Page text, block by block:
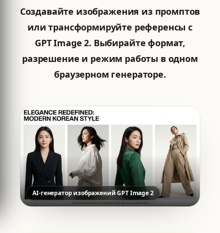
Создавайте изображения из промптов
или трансформируйте референсы с
GPT Image 2. Выбирайте формат,
разрешение и режим работы в одном
браузерном генераторе.
AI-генератор изображений GPT Image 2